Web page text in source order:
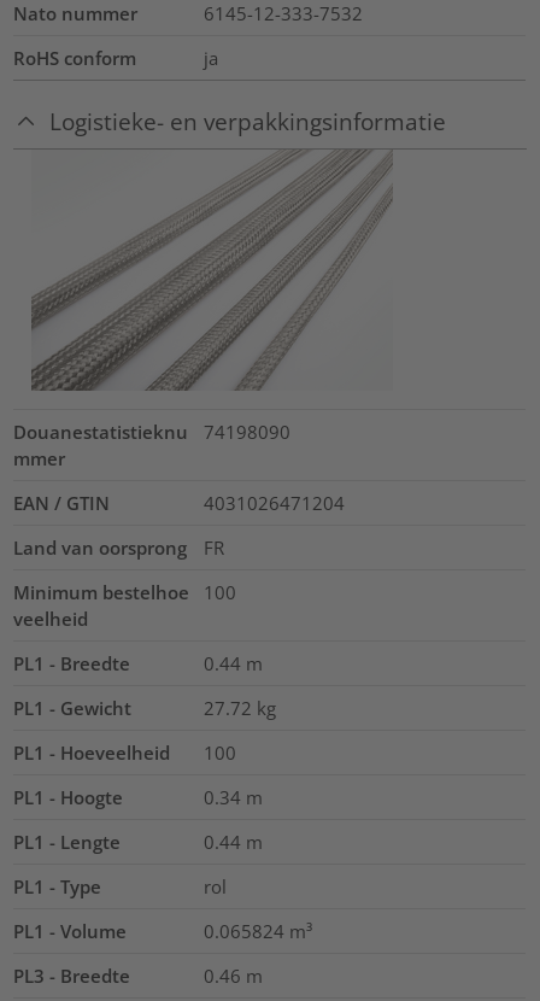
Nato nummer
6145-12-333-7532
RoHS conform
ja
Logistieke- en verpakkingsinformatie
Douanestatistieknu
mmer
74198090
EAN / GTIN
4031026471204
Land van oorsprong
FR
Minimum bestelhoe
veelheid
100
PL1 - Breedte 0.44 m
PL1 - Gewicht
27.72 kg
PL1 - Hoeveelheid
100
PL1 - Hoogte
0.34 m
PL1 - Lengte
0.44 m
PL1 - Type
rol
PL1 - Volume
0.065824 m³
PL3 - Breedte
0.46 m